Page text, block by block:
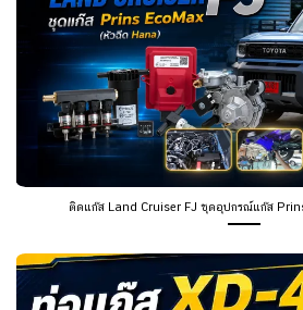
ติดแก๊ส Land Cruiser FJ ชุดอุปกรณ์แก๊ส